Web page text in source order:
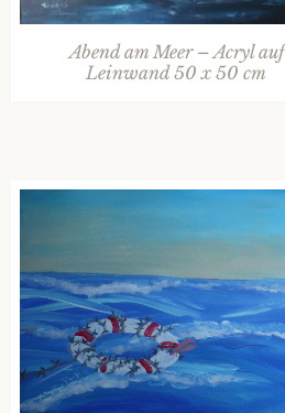
Abend am Meer – Acryl auf
Leinwand 50 x 50 cm